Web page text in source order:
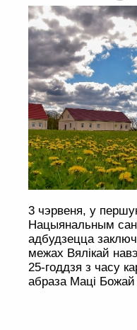
3 чэрвеня, у
Нацыянальным
адбудзецца
межах Вялікай
25-годдзя з часу
абраза Маці